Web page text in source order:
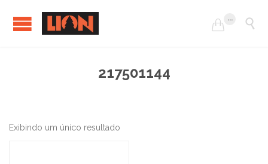

... 
217501144
Exibindo um único resultado